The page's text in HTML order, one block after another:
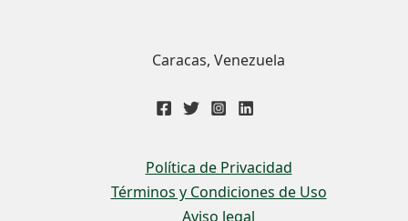
Caracas, Venezuela
Política de Privacidad
Términos y Condiciones de Uso
Aviso legal